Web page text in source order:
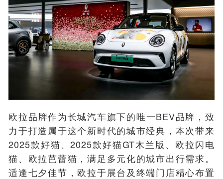
欧拉品牌作为长城汽车旗下的唯一BEV品牌，致
力于打造属于这个新时代的城市经典，本次带来
2025款好猫、2025款好猫GT木兰版、欧拉闪电
猫、欧拉芭蕾猫，满足多元化的城市出行需求。
适逢七夕佳节，欧拉于展台及终端门店精心布置